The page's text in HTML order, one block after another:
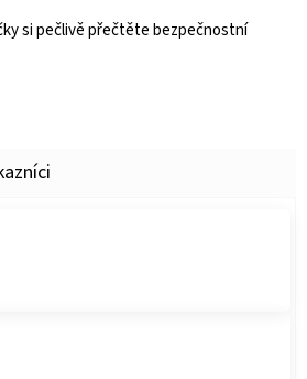
si pečlivě přečtěte bezpečnostní
je 5 z 5 hvězdiček.
je 5 z 5 hvězdiček.